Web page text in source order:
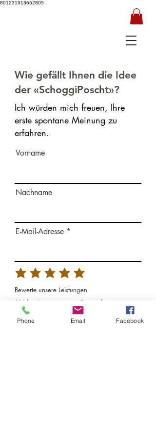
801231913652805
Wie gefällt Ihnen die Idee
der «SchoggiPoscht»?
Ich würden mich freuen, Ihre
erste spontane Meinung zu
erfahren.
Vorname
Nachname
E-Mail-Adresse
Bewerte unsere Leistungen
Kritk, Anregungen, Bemerkungen:
Phone Email Facebook